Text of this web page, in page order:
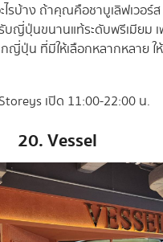
ไรบ้าง ถ้าคุณคือชาบูเลิฟเวอร์
บญี่ปุ่นขนานแท้ระดับพรีเมียม เ
ญี่ปุ่น ที่มีให้เลือกหลากหลาย
เปิด 11:00-22:00 น.
20. Vessel